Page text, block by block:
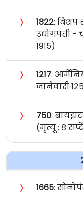
〉 १८२२: बिशप
उद्योगपती -
१९१५)
〉 १२१७:
जानेवारी
〉 ७५०:
(मृत्यू : ८
〉 १६६५: